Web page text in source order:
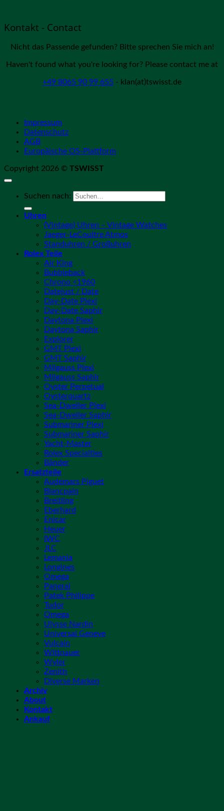
Kontakt - Contact
Nicht das Passende gefunden? Bitte sprechen Sie mich an!
Haven't found what you're looking for? Please contact me at
+49 8065 90 99 655 - klan(at)tswisst.de
Impressum
Datenschutz
AGB
Europäische OS-Plattform
Copyright 2026 © TSWISST
Suchen nach:
Uhren
(Vintage) Uhren – Vintage Watches
Jaeger-LeCoultre Atmos
Standuhren / Großuhren
Rolex Teile
Air King
Bubbleback
Chrono <1960
Datejust / Date
Day-Date Plexi
Day-Date Saphir
Daytona Plexi
Daytona Saphir
Explorer
GMT Plexi
GMT Saphir
Milgauss Plexi
Milgauss Saphir
Oyster Perpetual
Oysterquartz
Sea-Dweller Plexi
Sea-Dweller Saphir
Submariner Plexi
Submariner Saphir
Yacht-Master
Rolex Specialties
Bänder
Ersatzteile
Audemars Piguet
Blancpain
Breitling
Eberhard
Enicar
Heuer
IWC
JLC
Lemania
Longines
Omega
Panerai
Patek Philippe
Tudor
Omega
Ulysse Nardin
Universal Geneve
Vulcain
Wittnauer
Wyler
Zenith
Diverse Marken
Archiv
About
Kontakt
Ankauf